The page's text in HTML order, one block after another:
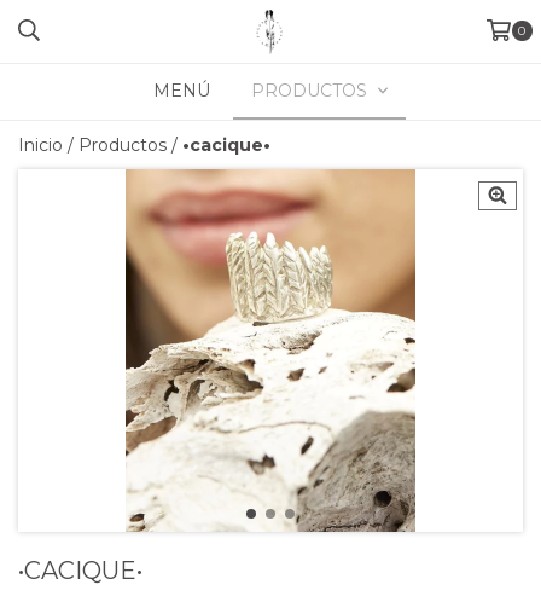
0
MENÚ PRODUCTOS
Inicio / Productos / •cacique•
•CACIQUE•